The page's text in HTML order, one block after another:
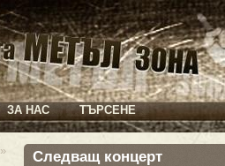
ЗА НАС ТЪРСЕНЕ
» Следващ концерт